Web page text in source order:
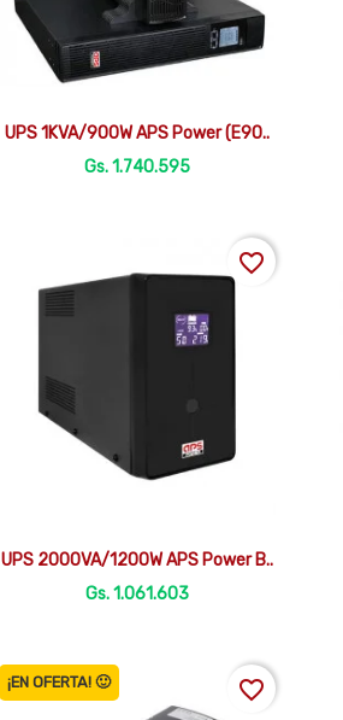
Vista rápida
UPS 1KVA/900W APS Power (E90..
Gs. 1.740.595
Vista rápida
UPS 2000VA/1200W APS Power B..
Gs. 1.061.603
favorite_border
¡EN OFERTA! 🙂 favorite_border